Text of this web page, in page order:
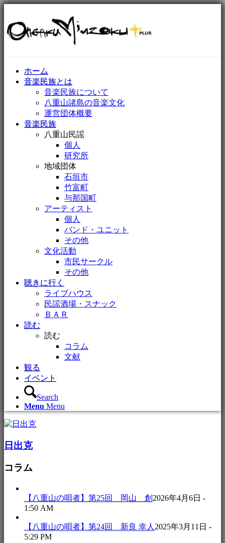
ホーム
音楽民族とは
音楽民族について
八重山諸島の音楽文化
運営団体概要
音楽民族
八重山民謡
個人
研究所
地域団体
石垣市
竹富町
与那国町
アーティスト
個人
バンド・ユニット
その他
文化活動
市民サークル
その他
聴きに行く
ライブハウス
民謡酒場・スナック
ＢＡＲ
読む
読む
コラム
文献
観る
イベント
Search
Menu Menu
日出克
コラム
【八重山の唄者】第25回 岡山 創 2026年4月6日 -
1:50 AM
【八重山の唄者】第24回 新良 幸人 2025年3月11日 -
5:29 PM